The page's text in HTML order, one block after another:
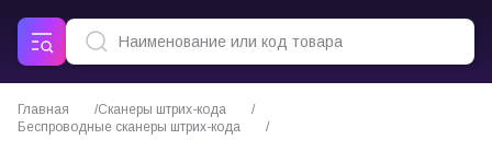
Главная
Сканеры штрих-кода
Беспроводные сканеры штрих-кода